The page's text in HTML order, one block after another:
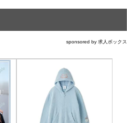
sponsored by 求人ボックス